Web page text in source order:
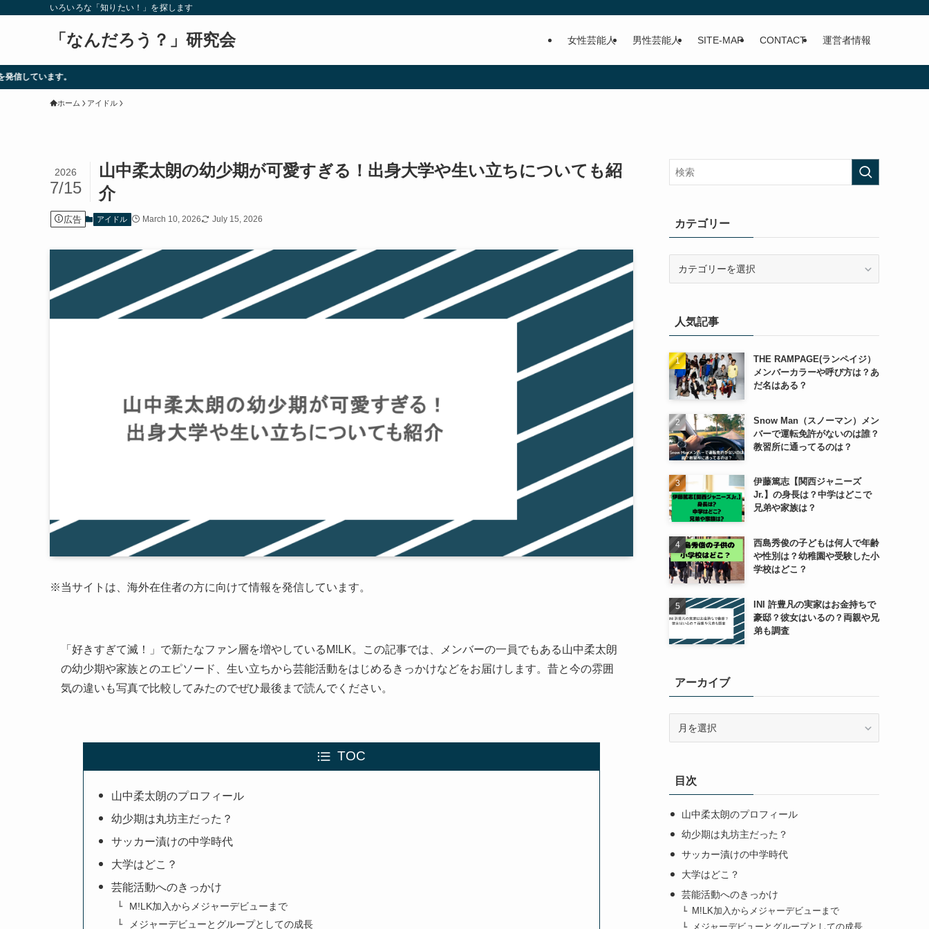
いろいろな「知りたい！」を探します
「なんだろう？」研究会 女性芸能人 男性芸能人 SITE-MAP CONTACT 運営者情報
ホーム アイドル
山中柔太朗の幼少期が可愛すぎる！出身大学や生い立ちについても紹
介
2026
7/15
広告 アイドル March 10, 2026 July 15, 2026
※当サイトは、海外在住者の方に向けて情報を発信しています。
「好きすぎて滅！」で新たなファン層を増やしているM!LK。この記事では、メンバーの一員でもある山中柔太朗
の幼少期や家族とのエピソード、生い立ちから芸能活動をはじめるきっかけなどをお届けします。昔と今の雰囲
気の違いも写真で比較してみたのでぜひ最後まで読んでください。
TOC
山中柔太朗のプロフィール
幼少期は丸坊主だった？
サッカー漬けの中学時代
大学はどこ？
芸能活動へのきっかけ
M!LK加入からメジャーデビューまで
メジャーデビューとグループとしての成長
カテゴリー
ー人気記事
THE RAMPAGE(ランペイジ）
メンバーカラーや呼び方は？あ
だ名はある？
Snow Man（スノーマン）メン
バーで運転免許がないのは誰？
教習所に通ってるのは？
伊藤篤志【関西ジャニーズ
Jr.】の身長は？中学はどこで
兄弟や家族は？
西島秀俊の子どもは何人で年齢
や性別は？幼稚園や受験した小
学校はどこ？
INI 許豊凡の実家はお金持ちで
豪邸？彼女はいるの？両親や兄
弟も調査
アーカイブ
ブ目次
山中柔太朗のプロフィール
幼少期は丸坊主だった？
サッカー漬けの中学時代
大学はどこ？
芸能活動へのきっかけ
M!LK加入からメジャーデビューまで